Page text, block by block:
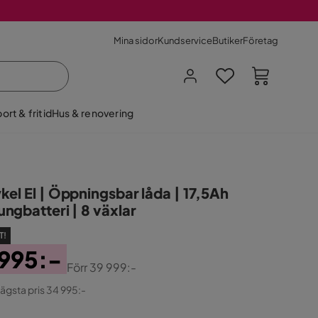
Mina sidorKundserviceButikerFöretag
& fritidHus & renovering
El | Öppningsbar låda | 17,5Ah
| 8 växlar
Förr39 999:-
pris 34 995:-